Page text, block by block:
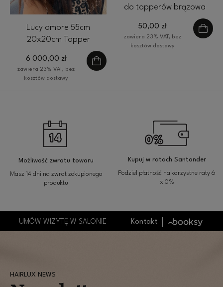
Lucy ombre 55cm
20x20cm Topper
naturalny zagęszczenie
6 000,00 zł
zawiera 23% VAT, bez
kosztów dostawy
do topperów brązowa
50,00 zł
zawiera 23% VAT, bez
kosztów dostawy
Możliwość zwrotu towaru
Masz 14 dni na zwrot zakupionego
produktu
Kupuj w ratach Santander
Podziel płatność na korzystne raty 6
x 0%
UMÓW WIZYTĘ W SALONIE Kontakt